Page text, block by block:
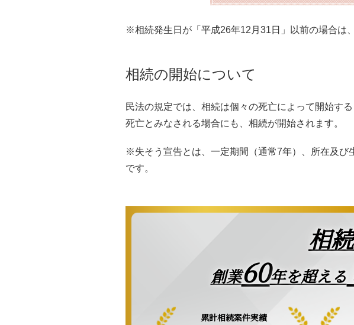
※相続発生日が「平成26年12月31日」以前の場合は
相続の開始について
民法の規定では、相続は個々の死亡によって開始す
死亡とみなされる場合にも、相続が開始されます。
※失そう宣告とは、一定期間（通常7年）、所在及び
です。
相
創業60年を超える
累計相続案件実績